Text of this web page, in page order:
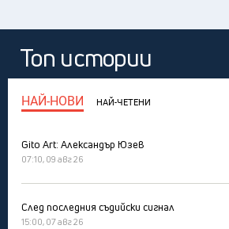
Топ истории
НАЙ-НОВИ НАЙ-ЧЕТЕНИ
Gito Art: Александър Юзев
07:10, 09 авг 26
След последния съдийски сигнал
15:00, 07 авг 26